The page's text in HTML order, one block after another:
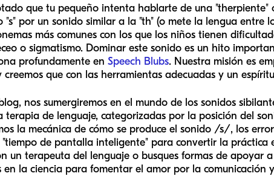
que tu pequeño intenta hablarte de una "therpiente"
"s" por un sonido similar a la "th" (o mete la lengua entre
más comunes con los que los niños tienen
o sigmatismo. Dominar este sonido es un hito
profundamente en Speech Blubs. Nuestra misión es
que con las herramientas adecuadas y un
nos sumergiremos en el mundo de los sonidos
terapia de lenguaje, categorizadas por la posición del
la mecánica de cómo se produce el sonido /s/, los
de pantalla inteligente" para convertir la práctica
un terapeuta del lenguaje o busques formas de apoyar
en la ciencia para fomentar el amor por la comunicación